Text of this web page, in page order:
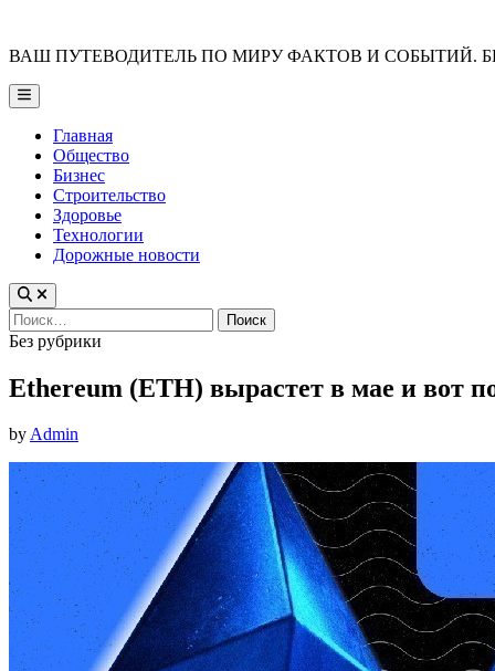
content
ВАШ ПУТЕВОДИТЕЛЬ ПО МИРУ ФАКТОВ И СОБЫТИЙ.
Main
Menu
Главная
Общество
Бизнес
Строительство
Здоровье
Технологии
Дорожные новости
Найти:
Posted
Без рубрики
Ethereum (ETH) вырастет в мае и вот
byAdmin